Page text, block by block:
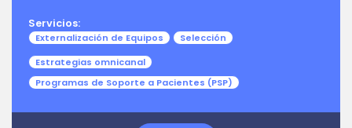
Servicios:
Externalización de Equipos
Selección
Estrategias omnicanal
Programas de Soporte a Pacientes (PSP)